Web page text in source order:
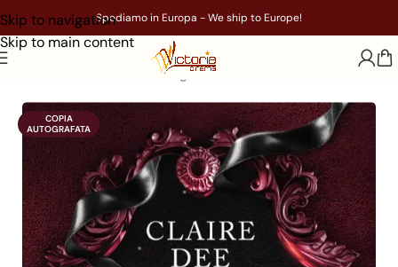
Skip to navigation
Skip to main content
Spediamo in Europa - We ship to Europe!
Young Adult
COPIA
AUTOGRAFATA